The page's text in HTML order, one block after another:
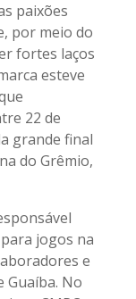
paixões
por meio do
fortes laços
esteve
22 de
grande final
do Grêmio,
jogos na
e
Guaíba. No